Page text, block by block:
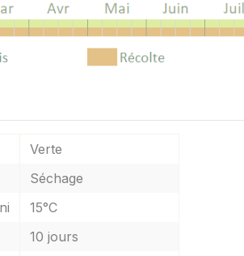
Verte
Séchage
15°C
10 jours